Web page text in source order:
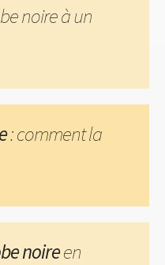
noire à un
: comment la
noireen